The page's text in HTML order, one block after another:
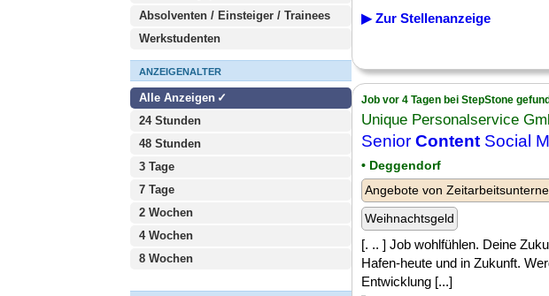
Absolventen / Einsteiger / Trainees
Werkstudenten
ANZEIGENALTER
Alle Anzeigen
24 Stunden
48 Stunden
3 Tage
7 Tage
2 Wochen
4 Wochen
8 Wochen
▶ Zur Stellenanzeige
Job vor 4 Tagen bei StepStone
Unique Personalservice
Senior Content Social
• Deggendorf
Angebote von
Weihnachtsgeld
[. .. ] Job wohlfühlen. Deine
Hafen-heute und in Zukunft.
Entwicklung [...]